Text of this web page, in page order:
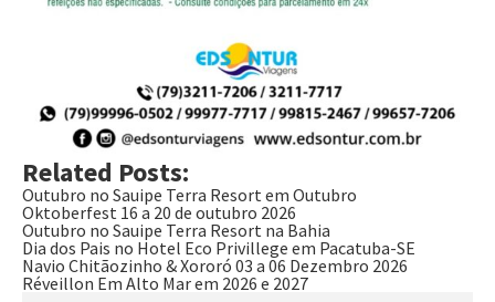
Related Posts:
Outubro no Sauipe Terra Resort em Outubro
Oktoberfest 16 a 20 de outubro 2026
Outubro no Sauipe Terra Resort na Bahia
Dia dos Pais no Hotel Eco Privillege em Pacatuba-SE
Navio Chitãozinho & Xororó 03 a 06 Dezembro 2026
Réveillon Em Alto Mar em 2026 e 2027